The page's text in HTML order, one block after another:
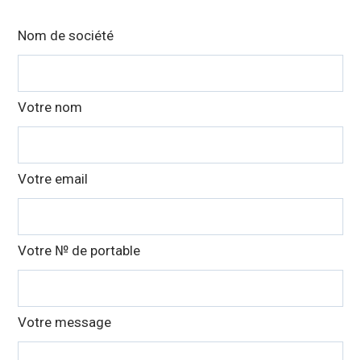
Leave
this
blank
Nom de société
Votre nom
Votre email
Votre № de portable
Votre message